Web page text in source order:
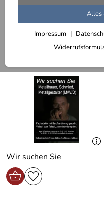
Alles
Impressum
Wir suchen Sie